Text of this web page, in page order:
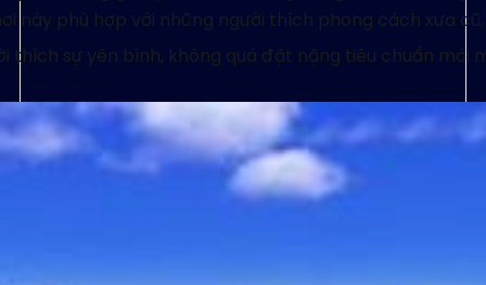
này phù hợp với những người thích phong cách xưa
thích sự yên bình, không quá đặt nặng tiêu chuẩn mới